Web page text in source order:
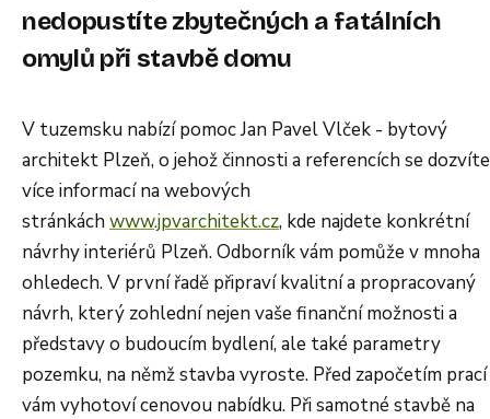
nedopustíte zbytečných a fatálních
omylů při stavbě domu
V tuzemsku nabízí pomoc Jan Pavel Vlček - bytový
architekt Plzeň, o jehož činnosti a referencích se dozvíte
více informací na webových
stránkách www.jpvarchitekt.cz, kde najdete konkrétní
návrhy interiérů Plzeň. Odborník vám pomůže v mnoha
ohledech. V první řadě připraví kvalitní a propracovaný
návrh, který zohlední nejen vaše finanční možnosti a
představy o budoucím bydlení, ale také parametry
pozemku, na němž stavba vyroste. Před započetím prací
vám vyhotoví cenovou nabídku. Při samotné stavbě na